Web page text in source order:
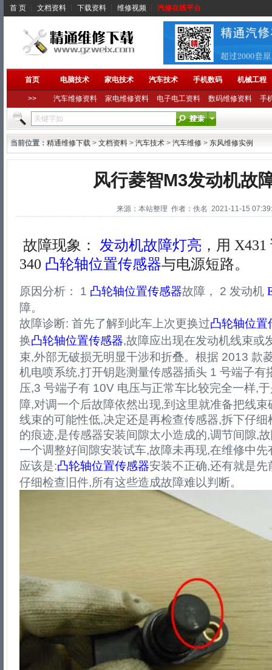
首 页 ┆ 文档资料 ┆ 下载资料 ┆ 维修视频 ┆ 汽修在线平台
首页 电脑技术 家电技术 汽车技术 手机数码 机械工程
>> 汽车维修资料 家电维修资料 电子电工资料 数码维修资料 手
当前位置： 精通维修下载 > 文档资料 > 汽车技术 > 汽车维修 > 东风维修实例
风行菱智M3发动机故
来源：本站整理 作者：佚名 2021-11-15
故障现象： 发动机故障灯亮 ，用
340 凸轮轴位置传感器与电源短路。
原因分析： 1 凸轮轴位置传感器故障， 2 发动机
障。
故障诊断: 首先了解到此车上次更换过凸轮轴位置
换凸轮轴位置传感器,故障应出现在发动机线束或
束,外部无破损无明显干涉和折叠。根据 2013 款
机电喷系统,打开钥匙测量传感器插头 1 号端子有
压,3 号端子有 10V 电压与正常车比较完全一样,
障,对调一个后故障依然出现,到这里就准备把线
线束的可能性低,决定还是再检查传感器,拆下仔
的痕迹,是传感器安装间隙太小造成的,调节间隙,
一个调整好间隙安装试车,故障未再现,在维修中
应该是:凸轮轴位置传感器安装不正确,还有就是
仔细检查旧件,所有这些造成故障难以判断。